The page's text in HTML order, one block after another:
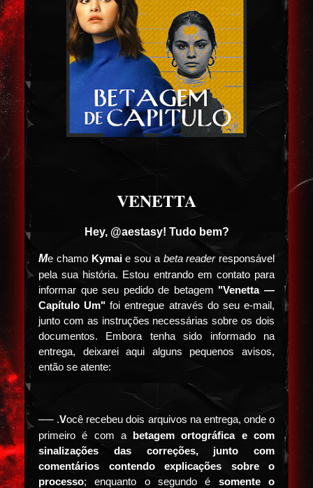
VENETTA
Hey, @aestasy! Tudo bem?
Me chamo Kymai e sou a beta reader responsável
pela sua história. Estou entrando em contato para
informar que seu pedido de betagem "Venetta—
Capítulo Um" foi entregue através do seu e-mail,
junto com as instruções necessárias sobre os dois
documentos. Embora tenha sido informado na
entrega, deixarei aqui alguns pequenos avisos,
então se atente:
── .Você recebeu dois arquivos na entrega, onde o
primeiro é com a betagem ortográfica e com
sinalizações das correções, junto com
comentários contendo explicações sobre o
processo; enquanto o segundo é somente o